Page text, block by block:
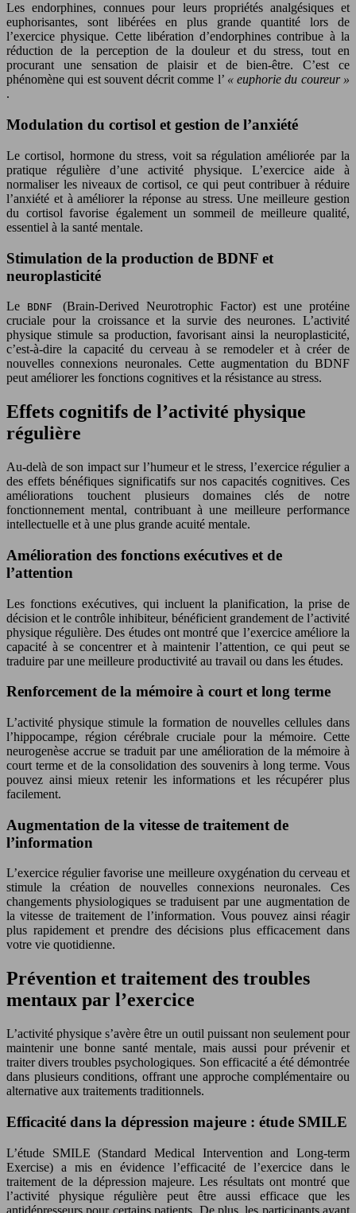
Les endorphines, connues pour leurs propriétés analgésiques et
euphorisantes, sont libérées en plus grande quantité lors de
l’exercice physique. Cette libération d’endorphines contribue à la
réduction de la perception de la douleur et du stress, tout en
procurant une sensation de plaisir et de bien-être. C’est ce
phénomène qui est souvent décrit comme l’ « euphorie du coureur »
.
Modulation du cortisol et gestion de l’anxiété
Le cortisol, hormone du stress, voit sa régulation améliorée par la
pratique régulière d’une activité physique. L’exercice aide à
normaliser les niveaux de cortisol, ce qui peut contribuer à réduire
l’anxiété et à améliorer la réponse au stress. Une meilleure gestion
du cortisol favorise également un sommeil de meilleure qualité,
essentiel à la santé mentale.
Stimulation de la production de BDNF et
neuroplasticité
Le BDNF (Brain-Derived Neurotrophic Factor) est une protéine
cruciale pour la croissance et la survie des neurones. L’activité
physique stimule sa production, favorisant ainsi la neuroplasticité,
c’est-à-dire la capacité du cerveau à se remodeler et à créer de
nouvelles connexions neuronales. Cette augmentation du BDNF
peut améliorer les fonctions cognitives et la résistance au stress.
Effets cognitifs de l’activité physique
régulière
Au-delà de son impact sur l’humeur et le stress, l’exercice régulier a
des effets bénéfiques significatifs sur nos capacités cognitives. Ces
améliorations touchent plusieurs domaines clés de notre
fonctionnement mental, contribuant à une meilleure performance
intellectuelle et à une plus grande acuité mentale.
Amélioration des fonctions exécutives et de
l’attention
Les fonctions exécutives, qui incluent la planification, la prise de
décision et le contrôle inhibiteur, bénéficient grandement de l’activité
physique régulière. Des études ont montré que l’exercice améliore la
capacité à se concentrer et à maintenir l’attention, ce qui peut se
traduire par une meilleure productivité au travail ou dans les études.
Renforcement de la mémoire à court et long terme
L’activité physique stimule la formation de nouvelles cellules dans
l’hippocampe, région cérébrale cruciale pour la mémoire. Cette
neurogenèse accrue se traduit par une amélioration de la mémoire à
court terme et de la consolidation des souvenirs à long terme. Vous
pouvez ainsi mieux retenir les informations et les récupérer plus
facilement.
Augmentation de la vitesse de traitement de
l’information
L’exercice régulier favorise une meilleure oxygénation du cerveau et
stimule la création de nouvelles connexions neuronales. Ces
changements physiologiques se traduisent par une augmentation de
la vitesse de traitement de l’information. Vous pouvez ainsi réagir
plus rapidement et prendre des décisions plus efficacement dans
votre vie quotidienne.
Prévention et traitement des troubles
mentaux par l’exercice
L’activité physique s’avère être un outil puissant non seulement pour
maintenir une bonne santé mentale, mais aussi pour prévenir et
traiter divers troubles psychologiques. Son efficacité a été démontrée
dans plusieurs conditions, offrant une approche complémentaire ou
alternative aux traitements traditionnels.
Efficacité dans la dépression majeure : étude SMILE
L’étude SMILE (Standard Medical Intervention and Long-term
Exercise) a mis en évidence l’efficacité de l’exercice dans le
traitement de la dépression majeure. Les résultats ont montré que
l’activité physique régulière peut être aussi efficace que les
antidépresseurs pour certains patients. De plus, les participants ayant